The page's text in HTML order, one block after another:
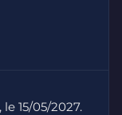
, le 15/05/2027.